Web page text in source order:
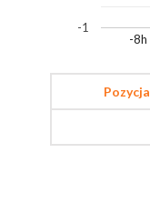
-8h
-1
Pozycja